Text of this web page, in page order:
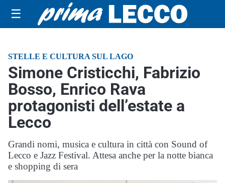
☰
STELLE E CULTURA SUL LAGO
Simone Cristicchi, Fabrizio
Bosso, Enrico Rava
protagonisti dell’estate a
Lecco
Grandi nomi, musica e cultura in città con Sound of
Lecco e Jazz Festival. Attesa anche per la notte bianca
e shopping di sera